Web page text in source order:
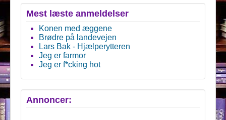
Mest læste anmeldelser
Konen med æggene
Brødre på landevejen
Lars Bak - Hjælperytteren
Jeg er farmor
Jeg er f*cking hot
Annoncer: